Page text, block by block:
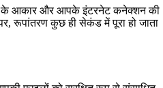
के आकार और आपके इंटरनेट कनेक्शन की
रूपांतरण कुछ ही सेकंड में पूरा हो जाता